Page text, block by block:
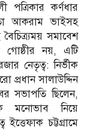
পত্রিকার কর্ণধার
আকরাম ভাইসহ
সমাবেশ
নয়, এটি
নেতৃত্ব: নির্ভীক
প্রধান সালাউদ্দিন
সভাপতি ছিলেন,
মনোভাব নিয়ে
চট্টগ্রামে